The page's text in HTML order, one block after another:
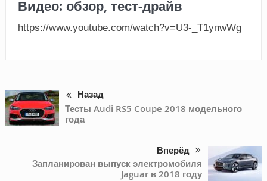
Видео: обзор, тест-драйв
https://www.youtube.com/watch?v=U3-_T1ynwWg
Назад
Тесты Audi RS5 Coupe 2018 модельного
года
Вперёд
Запланирован выпуск электромобиля
Jaguar в 2018 году